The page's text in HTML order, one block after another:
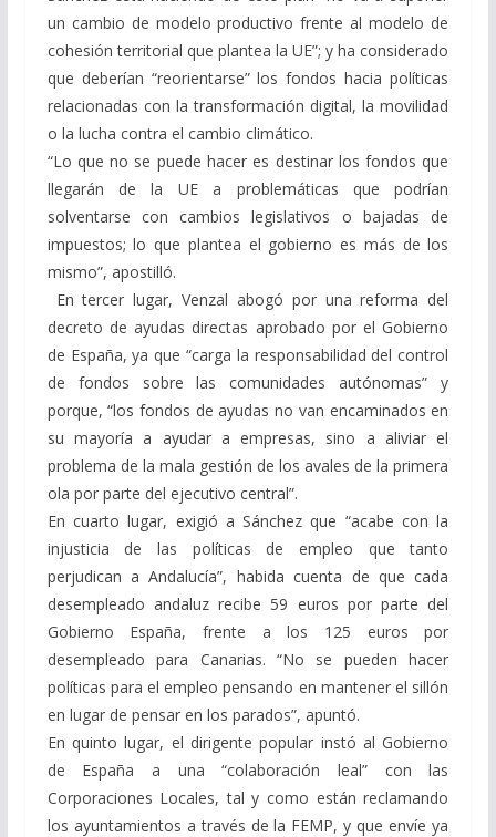
un cambio de modelo productivo frente al modelo de
cohesión territorial que plantea la UE”; y ha considerado
que deberían “reorientarse” los fondos hacia políticas
relacionadas con la transformación digital, la movilidad
o la lucha contra el cambio climático.
“Lo que no se puede hacer es destinar los fondos que
llegarán de la UE a problemáticas que podrían
solventarse con cambios legislativos o bajadas de
impuestos; lo que plantea el gobierno es más de los
mismo”, apostilló.
En tercer lugar, Venzal abogó por una reforma del
decreto de ayudas directas aprobado por el Gobierno
de España, ya que “carga la responsabilidad del control
de fondos sobre las comunidades autónomas” y
porque, “los fondos de ayudas no van encaminados en
su mayoría a ayudar a empresas, sino a aliviar el
problema de la mala gestión de los avales de la primera
ola por parte del ejecutivo central”.
En cuarto lugar, exigió a Sánchez que “acabe con la
injusticia de las políticas de empleo que tanto
perjudican a Andalucía”, habida cuenta de que cada
desempleado andaluz recibe 59 euros por parte del
Gobierno España, frente a los 125 euros por
desempleado para Canarias. “No se pueden hacer
políticas para el empleo pensando en mantener el sillón
en lugar de pensar en los parados”, apuntó.
En quinto lugar, el dirigente popular instó al Gobierno
de España a una “colaboración leal” con las
Corporaciones Locales, tal y como están reclamando
los ayuntamientos a través de la FEMP, y que envíe ya